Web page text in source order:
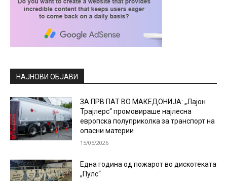
НАЈНОВИ ОБЈАВИ
ЗА ПРВ ПАТ ВО МАКЕДОНИЈА: „Лајон
Трајлерс“ промовираше најлесна
европска полуприколка за транспорт на
опасни материи
15/05/2026
Една година од пожарот во дискотеката
„Пулс“